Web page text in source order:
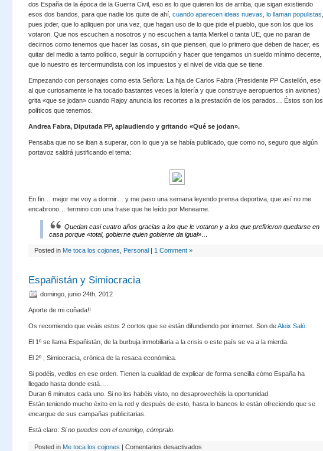
dos España de la época de la Guerra Civil, eso es lo que quieren los de arriba, que sigan existiendo
esos dos bandos, para que nadie los quite de ahí, cuando aparecen ideas nuevas, lo llaman populistas
pues joder, que lo apliquen por una vez, que hagan uso de lo que pide el pueblo, que son los que los
votaron. Que nos escuchen a nosotros y no escuchen a tanta Merkel o tanta UE, que no paran de
decirnos como tenemos que hacer las cosas, sin que piensen, que lo primero que deben de hacer, es
quitar del medio a tanto político, seguir la corrupción y hacer que tengamos un sueldo mínimo decente,
que lo nuestro es tercermundista con los impuestos y el nivel de vida que se tiene.
Empezando con personajes como esta Señora: La hija de Carlos Fabra (Presidente PP Castellón, ese
al que curiosamente le ha tocado bastantes veces la lotería y que construye aeropuertos sin aviones)
grita «que se jodan» cuando Rajoy anuncia los recortes a la prestación de los parados… Éstos son los
políticos que tenemos.
Andrea Fabra, Diputada PP, aplaudiendo y gritando «Qué se jodan».
Pensaba que no se iban a superar, con lo que ya se había publicado, que como no, seguro que algún
portavoz saldrá justificando el tema:
En fin… mejor me voy a dormir… y me paso una semana leyendo prensa deportiva, que así no me
encabrono… termino con una frase que he leído por Meneame.
Quedan casi cuatro años gracias a los que le votaron y a los que prefirieron quedarse en
casa porque «total, gobierne quien gobierne da igual»…
Posted in Me toca los cojones Personal | 1 Comment »
Españistán y Simiocracia
domingo, junio 24th, 2012
Aporte de mi cuñada!!
Os recomiendo que veáis estos 2 cortos que se están difundiendo por internet. Son deAleix Saló
El 1º se llama Españistán, de la burbuja inmobiliaria a la crisis o este país se va a la mierda.
El 2º , Simiocracia, crónica de la resaca económica.
Si podéis, vedlos en ese orden. Tienen la cualidad de explicar de forma sencilla cómo España ha
llegado hasta donde está….
Duran 6 minutos cada uno. Si no los habéis visto, no desaprovechéis la oportunidad.
Están teniendo mucho éxito en la red y después de esto, hasta lo bancos le están ofreciendo que se
encargue de sus campañas publicitarias.
Está claro: Si no puedes con el enemigo, cómpralo.
Posted in Me toca los cojones | Comentarios desactivados